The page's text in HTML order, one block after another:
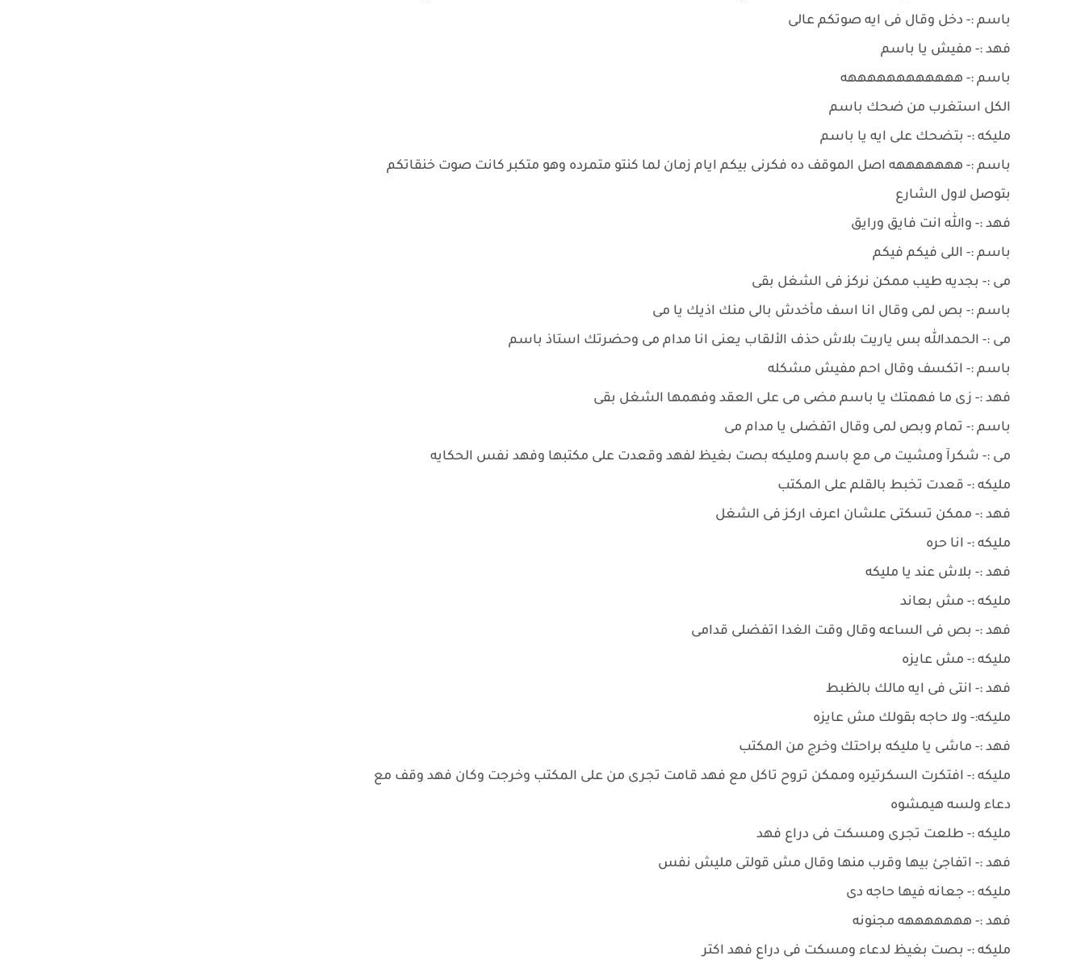
باسم :- دخل وقال فى ايه صوتكم عالى
فهد :- مفيش يا باسم
باسم :- ههههههههههههه
الكل استغرب من ضحك باسم
مليكه :- بتضحك على ايه يا باسم
باسم :- هههههههه اصل الموقف ده فكرنى بيكم ايام زمان لما كنتو متمرده وهو متكبر كانت صوت خنقاتكم
بتوصل لاول الشارع
فهد :- والله انت فايق ورايق
باسم :- اللى فيكم فيكم
مى :- بجديه طيب ممكن نركز فى الشغل بقى
باسم :- بص لمى وقال انا اسف مأخدش بالى منك اذيك يا مى
مى :- الحمدالله بس ياريت بلاش حذف الألقاب يعنى انا مدام مى وحضرتك استاذ باسم
باسم :- اتكسف وقال احم مفيش مشكله
فهد :- زى ما فهمتك يا باسم مضى مى على العقد وفهمها الشغل بقى
باسم :- تمام وبص لمى وقال اتفضلى يا مدام مى
مى :- شكرآ ومشيت مى مع باسم ومليكه بصت بغيظ لفهد وقعدت على مكتبها وفهد نفس الحكايه
مليكه :- قعدت تخبط بالقلم على المكتب
فهد :- ممكن تسكتى علشان اعرف اركز فى الشغل
مليكه :- انا حره
فهد :- بلاش عند يا مليكه
مليكه :- مش بعاند
فهد :- بص فى الساعه وقال وقت الغدا اتفضلى قدامى
مليكه :- مش عايزه
فهد :- انتى فى ايه مالك بالظبط
مليكه:- ولا حاجه بقولك مش عايزه
فهد :- ماشى يا مليكه براحتك وخرج من المكتب
مليكه :- افتكرت السكرتيره وممكن تروح تاكل مع فهد قامت تجرى من على المكتب وخرجت وكان فهد وقف مع
دعاء ولسه هيمشوه
مليكه :- طلعت تجرى ومسكت فى دراع فهد
فهد :- اتفاجئ بيها وقرب منها وقال مش قولتى مليش نفس
مليكه :- جعانه فيها حاجه دى
فهد :- هههههههه مجنونه
مليكه :- بصت بغيظ لدعاء ومسكت فى دراع فهد اكتر